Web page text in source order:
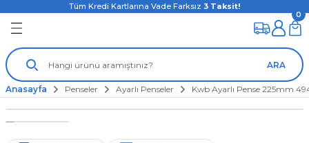
Tüm Kredi Kartlarına Vade Farksız 3 Taksit!
ARA
0
Anasayfa Penseler Ayarlı Penseler Kwb Ayarlı Pense 225mm